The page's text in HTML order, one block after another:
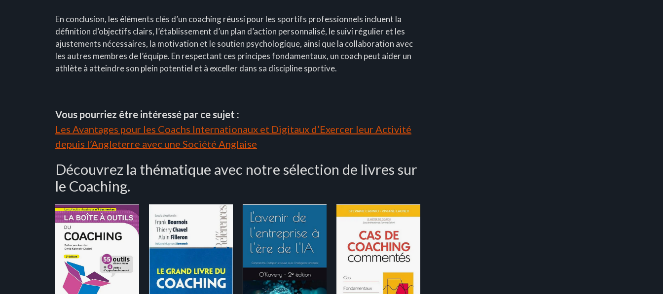
En conclusion, les éléments clés d’un coaching réussi pour les sportifs professionnels incluent la
définition d’objectifs clairs, l’établissement d’un plan d’action personnalisé, le suivi régulier et les
ajustements nécessaires, la motivation et le soutien psychologique, ainsi que la collaboration avec
les autres membres de l’équipe. En respectant ces principes fondamentaux, un coach peut aider un
athlète à atteindre son plein potentiel et à exceller dans sa discipline sportive.
Vous pourriez être intéressé par ce sujet :
Les Avantages pour les Coachs Internationaux et Digitaux d’Exercer leur Activité
depuis l’Angleterre avec une Société Anglaise
Découvrez la thématique avec notre sélection de livres sur
le Coaching.